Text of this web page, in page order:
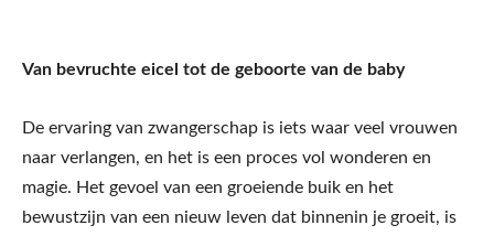
Van bevruchte eicel tot de geboorte van de baby
De ervaring van zwangerschap is iets waar veel vrouwen
naar verlangen, en het is een proces vol wonderen en
magie. Het gevoel van een groeiende buik en het
bewustzijn van een nieuw leven dat binnenin je groeit, is